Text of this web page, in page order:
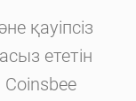
қауіпсіз
ететін